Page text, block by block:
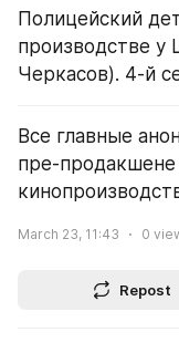
Полицейский
производстве
Черкасов). 4-й
Все главные
пре-продакшене
March 23, 11:43 0
Repost